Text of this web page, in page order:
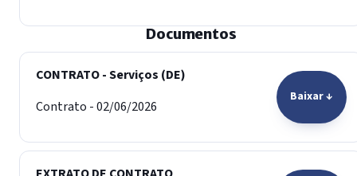
Documentos
CONTRATO - Serviços (DE)
Contrato - 02/06/2026
Baixar ↓